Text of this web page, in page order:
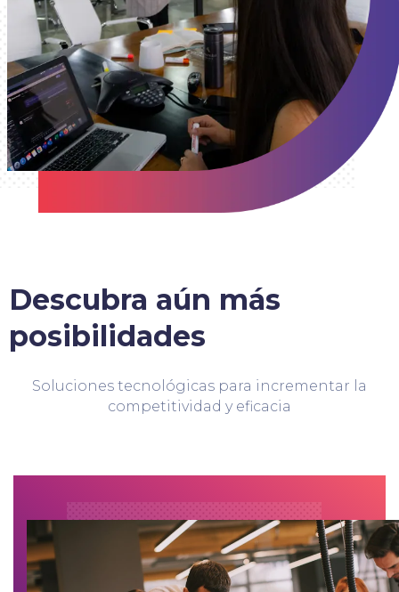
Descubra aún más
posibilidades
Soluciones tecnológicas para incrementar la
competitividad y eficacia